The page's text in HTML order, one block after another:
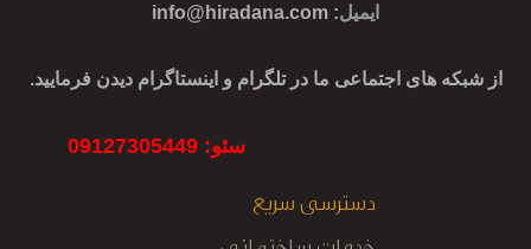
ایمیل:
info@hiradana.com
از شبکه های اجتماعی ما در تلگرام و اینستاگرام دیدن فرمایید.
سئو: 09127305449
دسترسی سریع